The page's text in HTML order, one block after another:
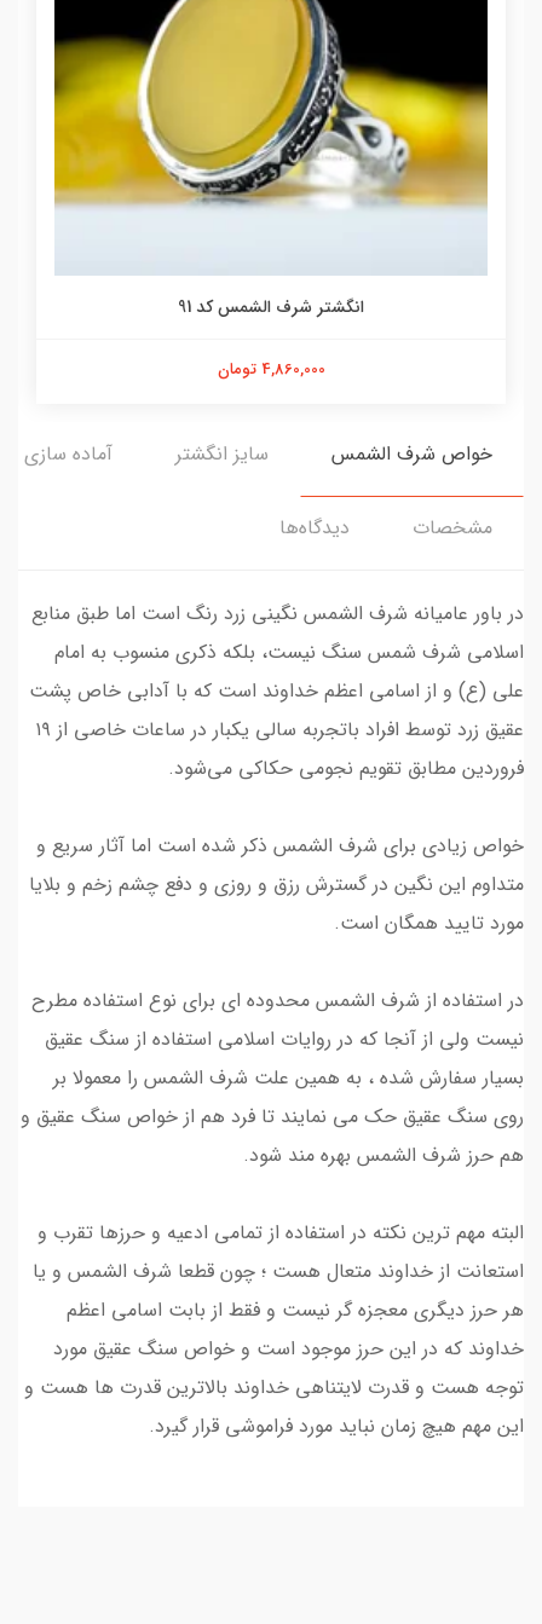
انگشتر شرف الشمس کد 91
4,860,000 تومان
خواص شرف الشمس سایز انگشتر آماده سازی و
مشخصات دیدگاه‌ها
در باور عامیانه شرف الشمس نگینی زرد رنگ است اما طبق منابع
اسلامی شرف شمس سنگ نیست، بلکه ذکری منسوب به امام
علی (ع) و از اسامی اعظم خداوند است که با آدابی خاص پشت
عقیق زرد توسط افراد باتجربه سالی یکبار در ساعات خاصی از ۱۹
فروردین مطابق تقویم‌ نجومی حکاکی می‌شود.
خواص زیادی برای شرف الشمس ذکر شده است اما آثار سریع و
متداوم این نگین در گسترش رزق و روزی و دفع چشم زخم و بلایا
مورد تایید همگان است.
در استفاده از شرف الشمس محدوده ای برای نوع استفاده مطرح
نیست ولی از آنجا که در روایات اسلامی استفاده از سنگ عقیق
بسیار سفارش شده ، به همین علت شرف الشمس را معمولا بر
روی سنگ عقیق حک می نمایند تا فرد هم از خواص سنگ عقیق و
هم حرز شرف الشمس بهره مند شود.
البته مهم ترین نکته در استفاده از تمامی ادعیه و حرزها تقرب و
استعانت از خداوند متعال هست ؛ چون قطعا شرف الشمس و یا
هر حرز دیگری معجزه گر نیست و فقط از بابت اسامی اعظم
خداوند که در این حرز موجود است و خواص سنگ عقیق مورد
توجه هست و قدرت لایتناهی خداوند بالاترین قدرت ها هست و
این مهم هیچ زمان نباید مورد فراموشی قرار گیرد.